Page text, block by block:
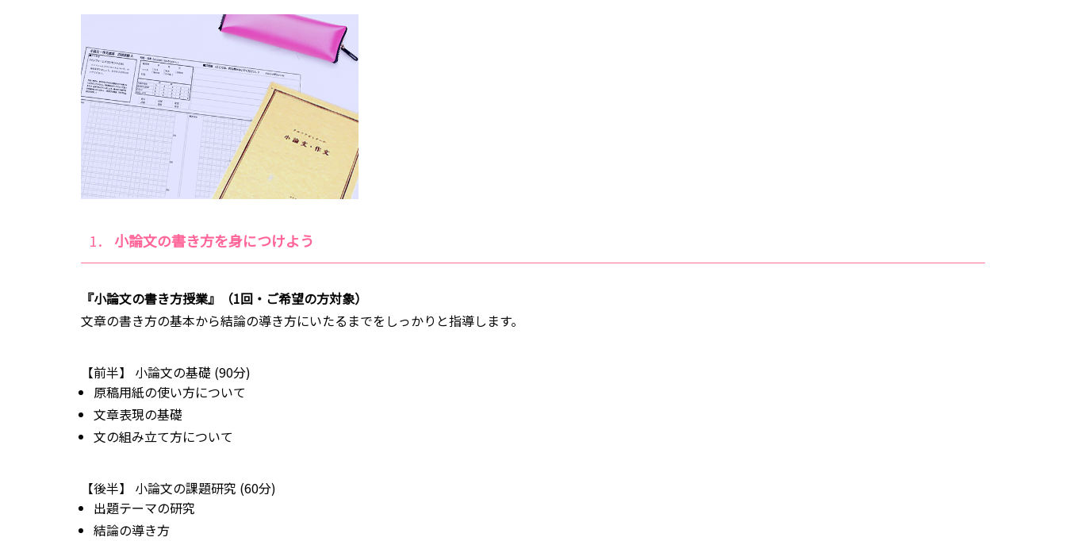
1． 小論文の書き方を身につけよう
『小論文の書き方授業』（1回・ご希望の方対象）
文章の書き方の基本から結論の導き方にいたるまでをしっかりと指導します。
【前半】 小論文の基礎 (90分)
原稿用紙の使い方について
文章表現の基礎
文の組み立て方について
【後半】 小論文の課題研究 (60分)
出題テーマの研究
結論の導き方